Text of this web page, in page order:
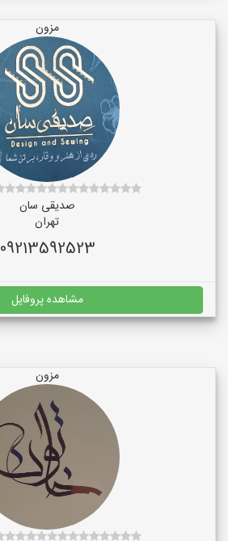
مزون
صدیقی سان
تهران
09213592523
مشاهده پروفایل
مزون